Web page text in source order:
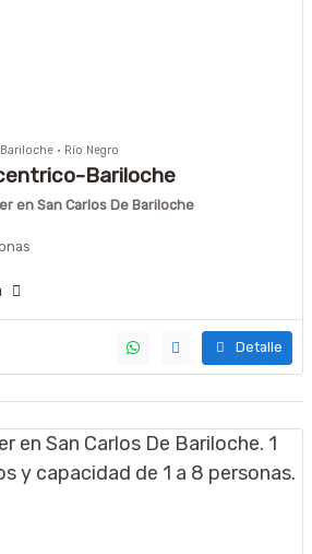
Bariloche · Río Negro
Bariloche
en San Carlos De Bariloche
Detalle